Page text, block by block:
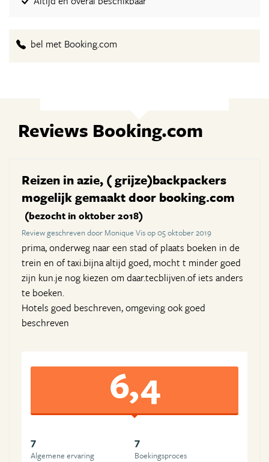
bel met Booking.com
Reviews Booking.com
Reizen in azie, ( grijze)backpackers
mogelijk gemaakt door booking.com
(bezocht in oktober 2018)
Review geschreven door Monique Vis op 05 oktober 2019
prima, onderweg naar een stad of plaats boeken in de
trein en of taxi.bijna altijd goed, mocht t minder goed
zijn kun.je nog kiezen om daar.tecblijven.of iets anders
te boeken.
Hotels goed beschreven, omgeving ook goed
beschreven
6,4
7
Algemene ervaring
7
Boekingsproces